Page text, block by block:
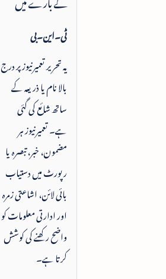
ٹی۔این۔بی
یہ تحریر تعمیرنیوز پر درج
بالا نام یا ذریعہ کے
ساتھ شائع کی گئی
ہے۔ تعمیرنیوز ہر
مضمون، خبر، تبصرہ یا
رپورٹ میں دستیاب
بائی لائن، اشاعتی زمرہ
اور ادارتی معلومات کو
واضح رکھنے کی کوشش
کرتا ہے۔